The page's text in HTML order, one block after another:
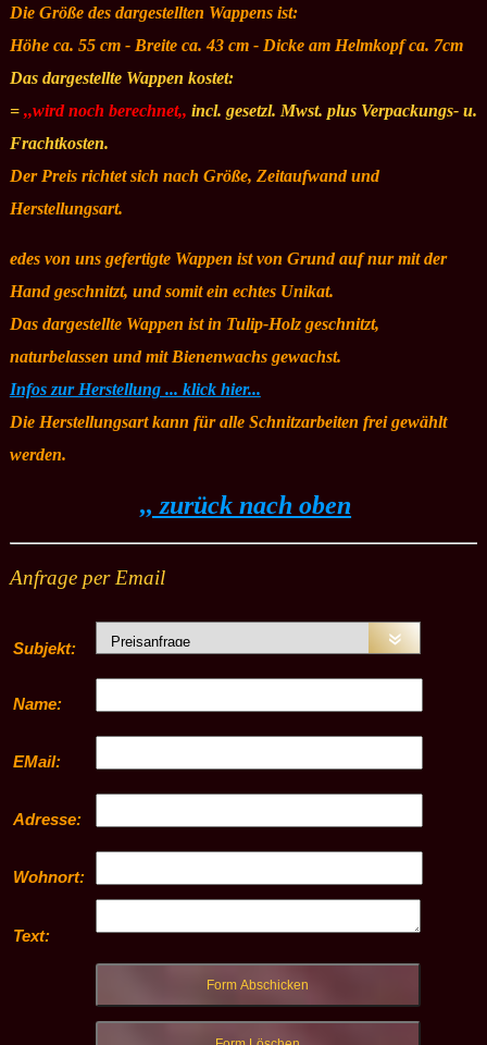
Die Größe des dargestellten Wappens ist:
Höhe ca. 55 cm - Breite ca. 43 cm - Dicke am Helmkopf ca. 7cm
Das dargestellte Wappen kostet:
= ,,wird noch berechnet,, incl. gesetzl. Mwst. plus Verpackungs- u.
Frachtkosten.
Der Preis richtet sich nach Größe, Zeitaufwand und
Herstellungsart.
edes von uns gefertigte Wappen ist von Grund auf nur mit der
Hand geschnitzt, und somit ein echtes Unikat.
Das dargestellte Wappen ist in Tulip-Holz geschnitzt,
naturbelassen und mit Bienenwachs gewachst.
Infos zur Herstellung ... klick hier...
Die Herstellungsart kann für alle Schnitzarbeiten frei gewählt
werden.
,, zurück nach oben
Anfrage per Email
Subjekt:
Name:
EMail:
Adresse:
Wohnort:
Text: